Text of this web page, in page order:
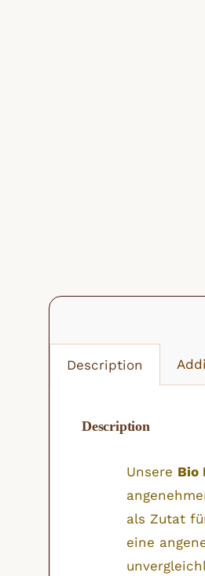
Description
Description
Unsere Bio
als Zutat
eine